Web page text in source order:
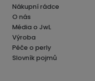
Nákupní rádce
O nás
Média o JwL
Výroba
Péče o perly
Slovník pojmů